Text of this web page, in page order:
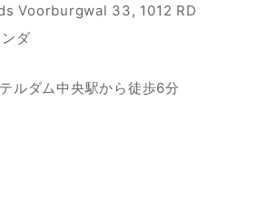
Voorburgwal 33, 1012 RD
ダ
ルダム中央駅から徒歩6分